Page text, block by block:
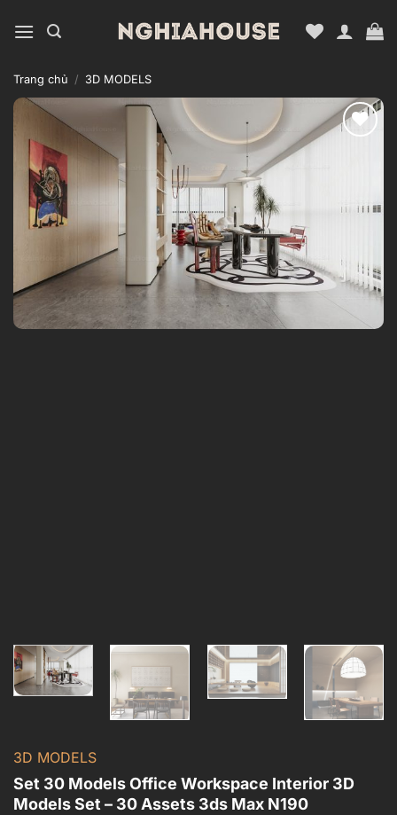
qua
dung
Trang chủ / 3D MODELS
3D MODELS
Set 30 Models Office Workspace Interior 3D
Models Set – 30 Assets 3ds Max N190